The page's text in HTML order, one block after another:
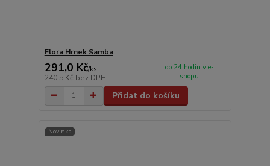
Flora Hrnek Samba
291,0 Kč/ks
240,5 Kč bez DPH
do 24 hodin v e-
shopu
Přidat do košíku
Novinka